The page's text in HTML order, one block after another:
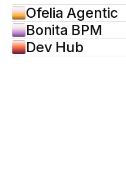
Ofelia Agentic
Bonita BPM
Dev Hub